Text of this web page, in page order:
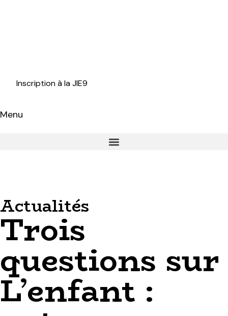
Inscription à la JIE9
Menu
Actualités
Trois
questions sur
L’enfant :